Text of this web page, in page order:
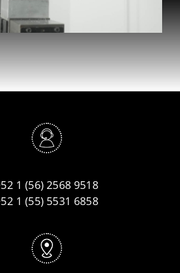
1 (56) 2568 9518
1 (55) 5531 6858